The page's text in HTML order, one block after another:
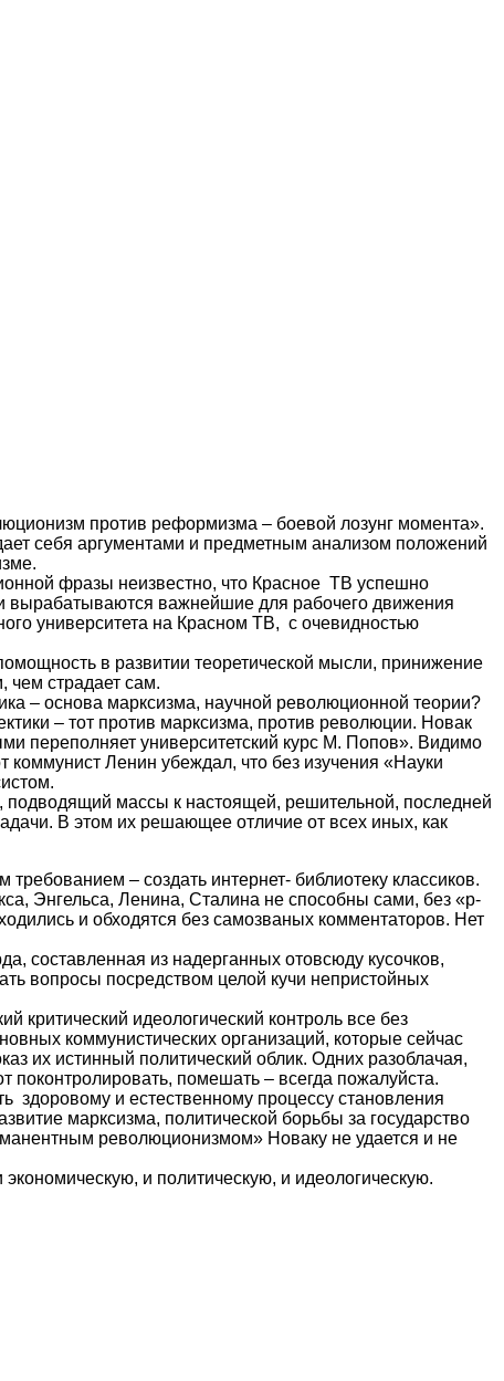
против реформизма – боевой лозунг момента».
себя аргументами и предметным анализом положений
фразы неизвестно, что Красное ТВ успешно
и вырабатываются важнейшие для рабочего движения
университета на Красном ТВ, с очевидностью
в развитии теоретической мысли, принижение
чем страдает сам.
– основа марксизма, научной революционной теории?
– тот против марксизма, против революции. Новак
переполняет университетский курс М. Попов». Видимо
Ленин убеждал, что без изучения «Науки
массы к настоящей, решительной, последней
В этом их решающее отличие от всех иных, как
– создать интернет- библиотеку классиков.
Энгельса, Ленина, Сталина не способны сами, без «р-
и обходятся без самозваных комментаторов. Нет
составленная из надерганных отовсюду кусочков,
вопросы посредством целой кучи непристойных
критический идеологический контроль все без
коммунистических организаций, которые сейчас
их истинный политический облик. Одних разоблачая,
поконтролировать, помешать – всегда пожалуйста.
здоровому и естественному процессу становления
марксизма, политической борьбы за государство
революционизмом» Новаку не удается и не
и политическую, и идеологическую.